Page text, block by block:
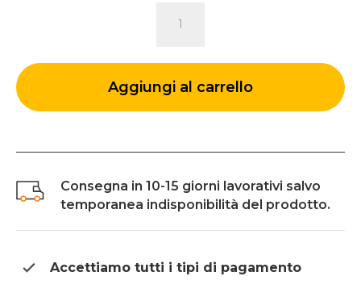
IRIDE
Aggiungi al carrello
Consegna in 10-15 giorni lavorativi salvo
temporanea indisponibilità del prodotto.
Accettiamo tutti i tipi di pagamento